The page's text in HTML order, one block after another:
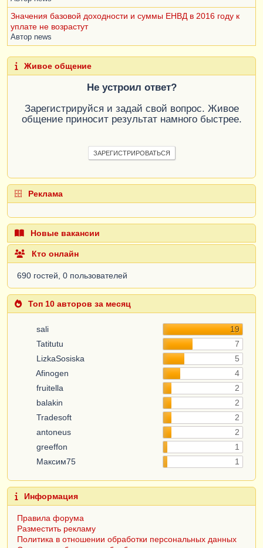
Значения базовой доходности и суммы ЕНВД в 2016 году к
уплате не возрастут
Автор news
Живое общение
Не устроил ответ?
Зарегистрируйся и задай свой вопрос. Живое
общение приносит результат намного быстрее.
ЗАРЕГИСТРИРОВАТЬСЯ
Реклама
Новые вакансии
Кто онлайн
690 гостей, 0 пользователей
Топ 10 авторов за месяц
sali
19
Tatitutu
7
LizkaSosiska
5
Afinogen
4
fruitella
2
balakin
2
Tradesoft
2
antoneus
2
greeffon
1
Максим75
1
Информация
Правила форума
Разместить рекламу
Политика в отношении обработки персональных данных